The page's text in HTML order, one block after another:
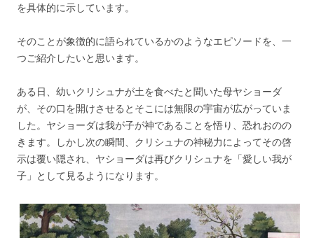
を具体的に示しています。
そのことが象徴的に語られているかのようなエピソードを、一
つご紹介したいと思います。
ある日、幼いクリシュナが土を食べたと聞いた母ヤショーダ
が、その口を開けさせるとそこには無限の宇宙が広がっていま
した。ヤショーダは我が子が神であることを悟り、恐れおのの
きます。しかし次の瞬間、クリシュナの神秘力によってその啓
示は覆い隠され、ヤショーダは再びクリシュナを「愛しい我が
子」として見るようになります。